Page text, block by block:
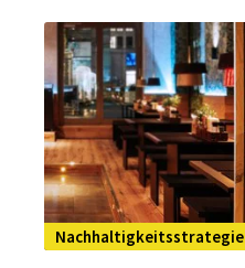
Nachhaltigkeitsstrategie